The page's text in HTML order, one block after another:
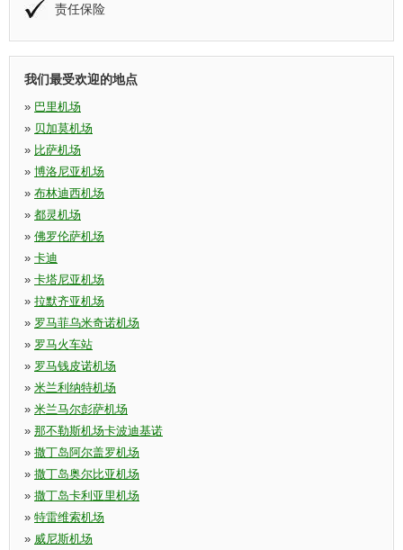
责任保险
我们最受欢迎的地点
» 巴里机场
» 贝加莫机场
» 比萨机场
» 博洛尼亚机场
» 布林迪西机场
» 都灵机场
» 佛罗伦萨机场
» 卡迪
» 卡塔尼亚机场
» 拉默齐亚机场
» 罗马菲乌米奇诺机场
» 罗马火车站
» 罗马钱皮诺机场
» 米兰利纳特机场
» 米兰马尔彭萨机场
» 那不勒斯机场卡波迪基诺
» 撒丁岛阿尔盖罗机场
» 撒丁岛奥尔比亚机场
» 撒丁岛卡利亚里机场
» 特雷维索机场
» 威尼斯机场